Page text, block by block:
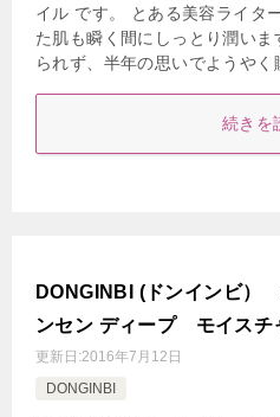
イル です。 とある美容ライタ
た肌も瞬く間にしっとり潤い
られず、半年の思いでようや
続きを
DONGINBI (ドンインビ
ンセン ディープ モイスチ
更新日:2016年7月12日
DONGINBI